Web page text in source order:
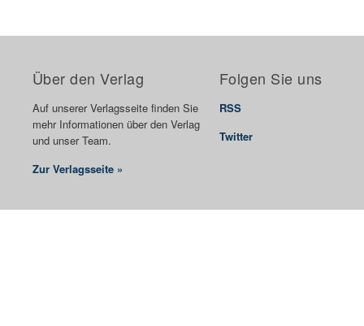
Über den Verlag
Auf unserer Verlagsseite finden Sie
mehr Informationen über den Verlag
und unser Team.
Zur Verlagsseite »
Folgen Sie uns
RSS
Twitter